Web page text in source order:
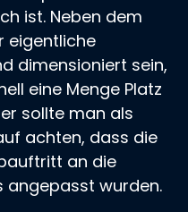
ist. Neben dem
eigentliche
dimensioniert sein,
eine Menge Platz
sollte man als
achten, dass die
an die
angepasst wurden.